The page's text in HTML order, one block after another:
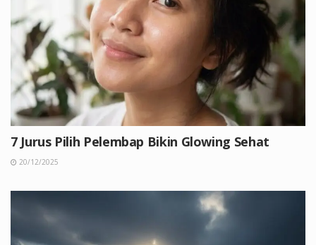
7 Jurus Pilih Pelembap Bikin Glowing Sehat
20/12/2025